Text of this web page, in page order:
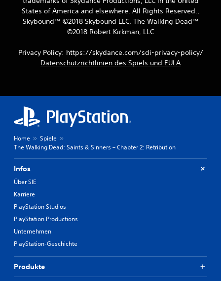
States of America and elsewhere. All Rights Reserved.,
Skybound™ ©2018 Skybound LLC, The Walking Dead™
©2018 Robert Kirkman, LLC
Privacy Policy: https://skydance.com/sdi-privacy-policy/
Datenschutzrichtlinien des Spiels und EULA
Home
Spiele
The Walking Dead: Saints & Sinners – Chapter 2: Retribution
Infos
Über SIE
Karriere
PlayStation Studios
PlayStation Productions
Unternehmen
PlayStation-Geschichte
Produkte